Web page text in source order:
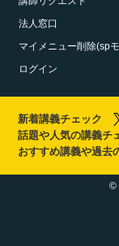
法人窓口
マイメニュー削除(sp
ログイン
新着講義チェック
話題や人気の講義チ
おすすめ講義や過去
©